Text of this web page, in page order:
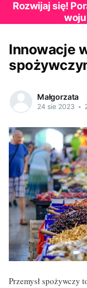
Rozwijaj się!
Innowacje
Małgorzata
24 sie 2023 •
Przemysł spożywczy